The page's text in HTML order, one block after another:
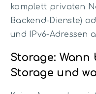
komplett privaten
Backend-Dienste)
und IPv6-Adressen
Storage:
Storage und